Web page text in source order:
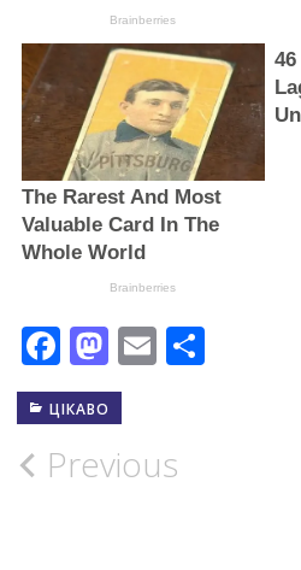
Facebook
Mastodon
Email
ЦІКАВО
Post
Previous